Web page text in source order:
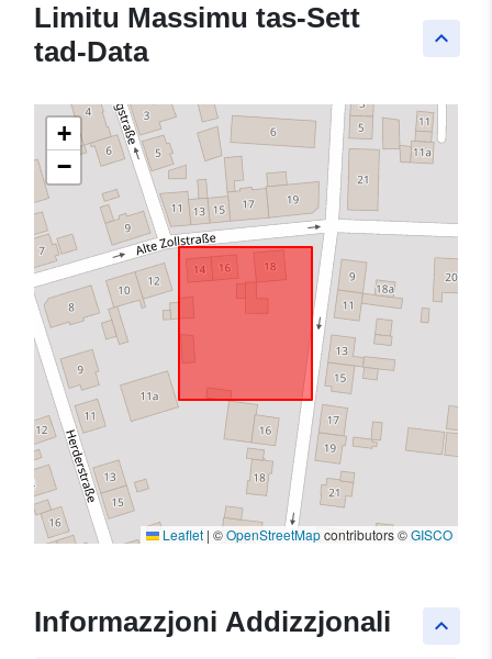
keyboard_arrow_up
Limitu Massimu tas-Sett
tad-Data
+
−
Leaflet | ©OpenStreetMapcontributors ©GISCO
keyboard_arrow_up
Informazzjoni Addizzjonali